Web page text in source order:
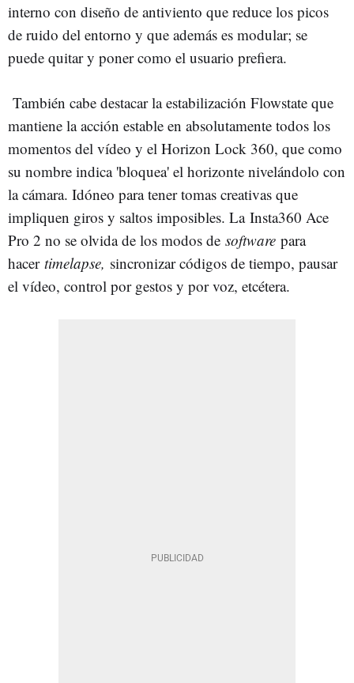
interno con diseño de antiviento que reduce los picos
de ruido del entorno y que además es modular; se
puede quitar y poner como el usuario prefiera.
También cabe destacar la estabilización Flowstate que
mantiene la acción estable en absolutamente todos los
momentos del vídeo y el Horizon Lock 360, que como
su nombre indica 'bloquea' el horizonte nivelándolo con
la cámara. Idóneo para tener tomas creativas que
impliquen giros y saltos imposibles. La Insta360 Ace
Pro 2 no se olvida de los modos de software para
hacer timelapse, sincronizar códigos de tiempo, pausar
el vídeo, control por gestos y por voz, etcétera.